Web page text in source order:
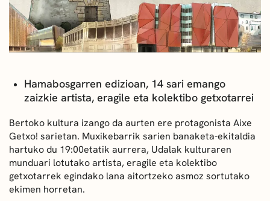
DEIALDIAK
BERRIAK
KULTUR ELKARTEAK
Hamabosgarren edizioan, 14 sari emango
zaizkie artista, eragile eta kolektibo getxotarrei
Bertoko kultura izango da aurten ere protagonista Aixe
Getxo! sarietan. Muxikebarrik sarien banaketa-ekitaldia
hartuko du 19:00etatik aurrera, Udalak kulturaren
munduari lotutako artista, eragile eta kolektibo
getxotarrek egindako lana aitortzeko asmoz sortutako
ekimen horretan.